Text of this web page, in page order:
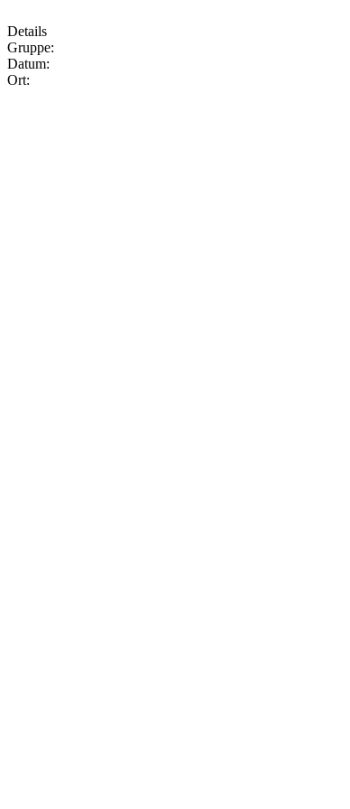
Details
Gruppe:
Datum:
Ort: